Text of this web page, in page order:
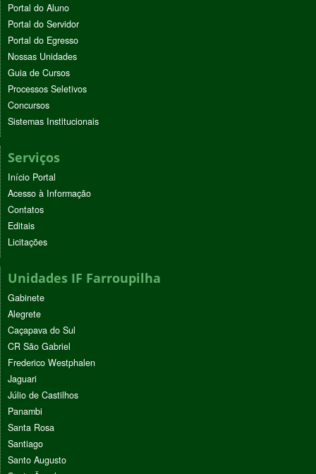
Portal do Aluno
Portal do Servidor
Portal do Egresso
Nossas Unidades
Guia de Cursos
Processos Seletivos
Concursos
Sistemas Institucionais
Serviços
Início Portal
Acesso à Informação
Contatos
Editais
Licitações
Unidades IF Farroupilha
Gabinete
Alegrete
Caçapava do Sul
CR São Gabriel
Frederico Westphalen
Jaguari
Júlio de Castilhos
Panambi
Santa Rosa
Santiago
Santo Augusto